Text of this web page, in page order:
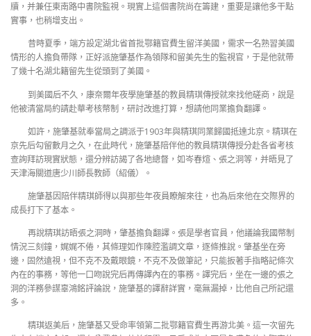
牘，并兼任東南路中書院監視。現實上這個書院尚在籌建，重要是讓他多干點
實事，也稍增支出。
昔時夏季，端方設定湖北省首批鄂籍官費生留洋美國，需求一名熟習美國
情形的人擔負帶隊，正好派施肇基作為領隊和留美先生的監視官，于是他就帶
了幾十名湖北籍留先生從頭到了美國。
到美國后不久，康奈爾年夜學施肇基的教員精琪傳授就來找他磋商，說是
他被清當局約請赴華考核幣制，研討改進打算，想請他同業擔負翻譯。
如許，施肇基就奉當局之調派于1903年與精琪同業歸國抵達北京。精琪在
京先后勾留數月之久，在此時代，施肇基陪伴他的教員精琪傳授分赴各省考核
查詢拜訪現實狀態，還分辨訪謁了各地總督，如岑春煊、張之洞等，并晤見了
天津海關道唐少川師長教師（紹儀）。
施肇基因陪伴精琪師得以與那些年夜員瞭解來往，也為后來他在交際界的
成長打下了基本。
再說精琪訪晤張之洞時，肇基擔負翻譯。張是學者官員，他議論我國幣制
情況三刻鐘，娓娓不倦，其條理如作陳腔濫調文章，逐條推說。肇基坐在旁
邊，固然遠視，但不克不及戴眼鏡，不克不及做筆記，只能扳著手指略記條次
內在的事務，等他一口吻說完后再傳譯內在的事務。譯完后，坐在一邊的張之
洞的洋務參謀辜鴻銘評論說，施肇基的譯辭詳實，毫無漏掉，比他自己所記還
多。
精琪返美后，施肇基又受命率領第二批鄂籍官費生再游北美。這一次留先